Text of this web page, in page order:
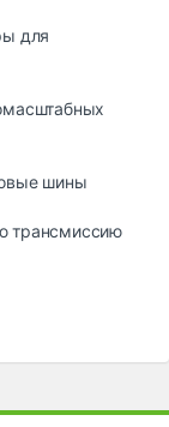
для
шины
трансмиссию